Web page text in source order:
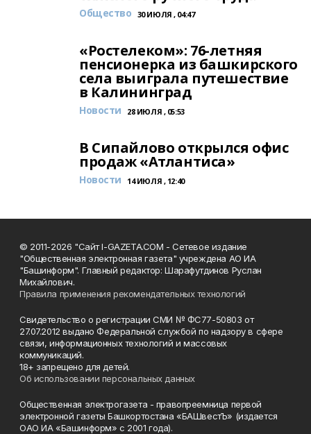
Общество 30 ИЮЛЯ , 04:47
«Ростелеком»: 76-летняя
пенсионерка из башкирского
села выиграла путешествие
в Калининград
Новости 28 ИЮЛЯ , 05:53
В Сипайлово открылся офис
продаж «Атлантиса»
Новости 14 ИЮЛЯ , 12:40
© 2011-2026 "Сайт I-GAZETA.COM - Сетевое издание
"Общественная электронная газета" учреждена АО ИА
"Башинформ". Главный редактор: Шарафутдинов Руслан
Михайлович.
Правила применения рекомендательных технологий
Свидетельство о регистрации СМИ № ФС77-50803 от
27.07.2012 выдано Федеральной службой по надзору в сфере
связи, информационных технологий и массовых
коммуникаций.
18+ запрещено для детей.
Об использовании персональных данных
Общественная электрогазета - правопреемница первой
электронной газеты Башкортостана «БАШвестЪ» (издается
ОАО ИА «Башинформ» с 2001 года).